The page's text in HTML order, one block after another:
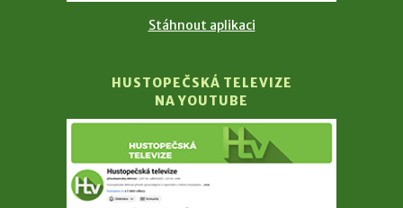
Stáhnout aplikaci
HUSTOPEČSKÁ TELEVIZE
NA YOUTUBE